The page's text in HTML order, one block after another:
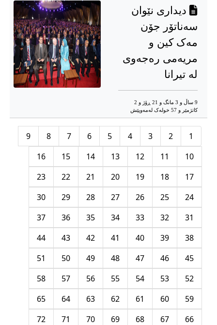
دیداری نێوان
سەناتۆر جۆن
مەک کین و
مریەمی رەجەوی
لە تیرانا
9 ساڵ و 3 مانگ و 21 ڕۆژ و 2
کاتژمێر و 57 خوله‌ک له‌مه‌وپێش‌
1
2
3
4
5
6
7
8
9
10
11
12
13
14
15
16
17
18
19
20
21
22
23
24
25
26
27
28
29
30
31
32
33
34
35
36
37
38
39
40
41
42
43
44
45
46
47
48
49
50
51
52
53
54
55
56
57
58
59
60
61
62
63
64
65
66
67
68
69
70
71
72